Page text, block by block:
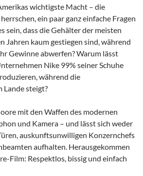
wichtigste Macht – die
ein paar ganz einfache Fragen
sein, dass die Gehälter der meisten
Jahren kaum gestiegen sind, während
Gewinne abwerfen? Warum lässt
Nike 99% seiner Schuhe
während die
Lande steigt?
mit den Waffen des modernen
und Kamera – und lässt sich weder
auskunftsunwilligen Konzernchefs
aufhalten. Herausgekommen
Film: Respektlos, bissig und einfach